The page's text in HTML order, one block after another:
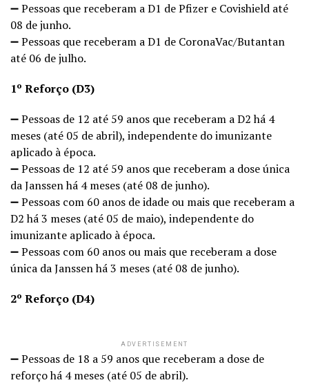
➖ Pessoas que receberam a D1 de Pfizer e Covishield até
08 de junho.
➖ Pessoas que receberam a D1 de CoronaVac/Butantan
até 06 de julho.
1º Reforço (D3)
➖ Pessoas de 12 até 59 anos que receberam a D2 há 4
meses (até 05 de abril), independente do imunizante
aplicado à época.
➖ Pessoas de 12 até 59 anos que receberam a dose única
da Janssen há 4 meses (até 08 de junho).
➖ Pessoas com 60 anos de idade ou mais que receberam a
D2 há 3 meses (até 05 de maio), independente do
imunizante aplicado à época.
➖ Pessoas com 60 anos ou mais que receberam a dose
única da Janssen há 3 meses (até 08 de junho).
2º Reforço (D4)
ADVERTISEMENT
➖ Pessoas de 18 a 59 anos que receberam a dose de
reforço há 4 meses (até 05 de abril).